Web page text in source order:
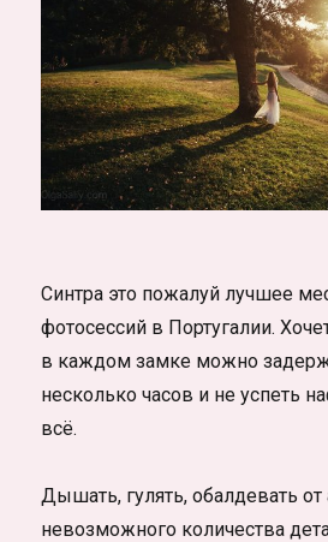
Синтра это пожалуй лучшее
фотосессий в Португалии.
в каждом замке можно
несколько часов и не успеть
всё.
Дышать, гулять, обалдевать от
невозможного количества